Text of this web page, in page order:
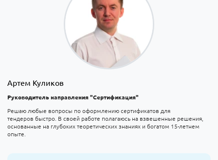
Артем Куликов
Руководитель направления "Сертификация"
Решаю любые вопросы по оформлению сертификатов для
тендеров быстро. В своей работе полагаюсь на взвешенные решения,
основанные на глубоких теоретических знаниях и богатом 15-летнем
опыте.